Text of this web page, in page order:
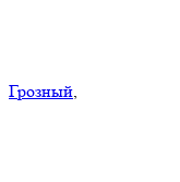
Грозный,